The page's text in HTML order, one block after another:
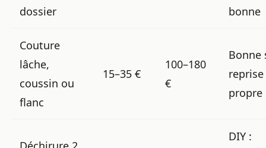
dossier
bonne
Couture
lâche,
coussin ou
flanc
15–35 €
100–180
€
Bonne
reprise
propre
DIY :